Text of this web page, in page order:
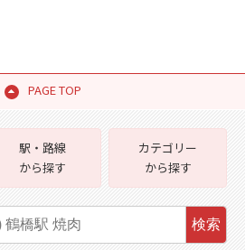
PAGE TOP
駅・路線
から探す
カテゴリー
から探す
検索